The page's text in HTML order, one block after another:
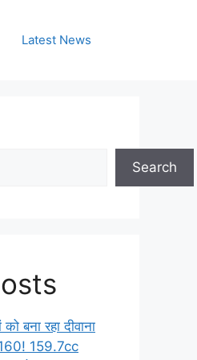
Latest News
Search
बना रहा दीवाना
159.7cc